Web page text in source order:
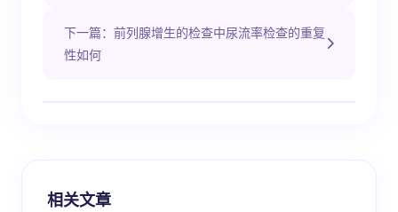
下一篇：前列腺增生的检查中尿流率检查的重复
性如何
相关文章